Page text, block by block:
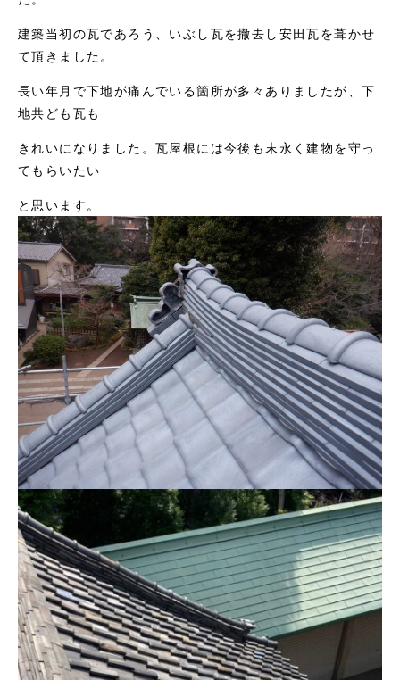
建築当初の瓦であろう、いぶし瓦を撤去し安田瓦を葺かせ
て頂きました。
長い年月で下地が痛んでいる箇所が多々ありましたが、下
地共ども瓦も
きれいになりました。瓦屋根には今後も末永く建物を守っ
てもらいたい
と思います。